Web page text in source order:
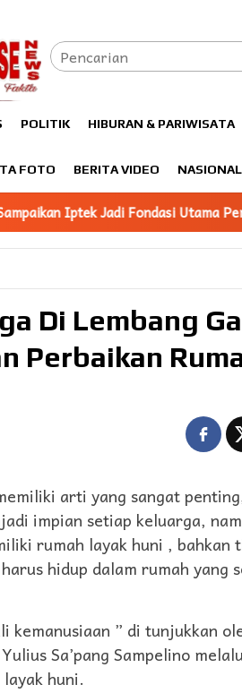
POLITIK HIBURAN & PARIWISATA
FOTO BERITA VIDEO NASIONAL
Utama Pembangunan
Di Lembang
Perbaikan
arti yang sangat
impian setiap keluarga,
rumah layak huni , bahkan
hidup dalam rumah yang
kemanusiaan ” di tunjukkan
Sa’pang Sampelino
huni.